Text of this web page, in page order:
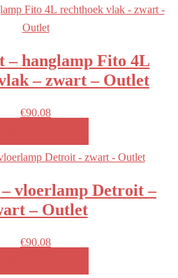
– hanglamp Fito 4L
– zwart – Outlet
€90.08
vloerlamp Detroit –
– Outlet
€90.08